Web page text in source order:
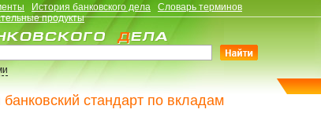
История банковского дела
Словарь терминов
продукты
стандарт по вкладам